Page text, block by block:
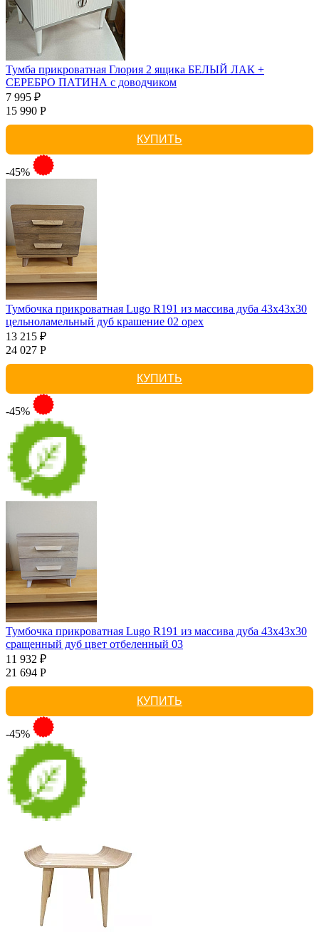
Тумба прикроватная Глория 2 ящика БЕЛЫЙ ЛАК +
СЕРЕБРО ПАТИНА с доводчиком
7 995 ₽
15 990 Р
КУПИТЬ
-45%
Тумбочка прикроватная Lugo R191 из массива дуба 43х43х30
цельноламельный дуб крашение 02 орех
13 215 ₽
24 027 Р
КУПИТЬ
-45%
Тумбочка прикроватная Lugo R191 из массива дуба 43х43х30
сращенный дуб цвет отбеленный 03
11 932 ₽
21 694 Р
КУПИТЬ
-45%